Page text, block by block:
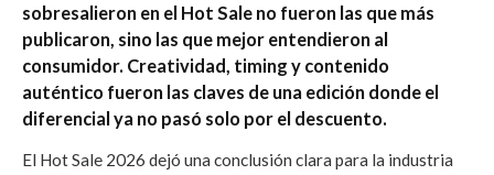
sobresalieron en el Hot Sale no fueron las que más
publicaron, sino las que mejor entendieron al
consumidor. Creatividad, timing y contenido
auténtico fueron las claves de una edición donde el
diferencial ya no pasó solo por el descuento.
El Hot Sale 2026 dejó una conclusión clara para la industria